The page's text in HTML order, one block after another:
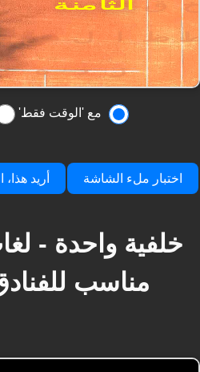
مع 'الوقت فقط'
اختبار ملء الشاشة أريد
خلفية واحدة -
مناسب